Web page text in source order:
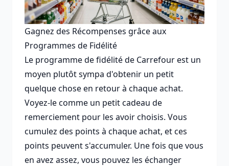
Gagnez des Récompenses grâce aux
Programmes de Fidélité
Le programme de fidélité de Carrefour est un
moyen plutôt sympa d'obtenir un petit
quelque chose en retour à chaque achat.
Voyez-le comme un petit cadeau de
remerciement pour les avoir choisis. Vous
cumulez des points à chaque achat, et ces
points peuvent s'accumuler. Une fois que vous
en avez assez, vous pouvez les échanger